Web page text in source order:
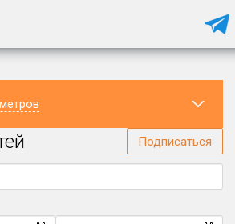
Подписаться